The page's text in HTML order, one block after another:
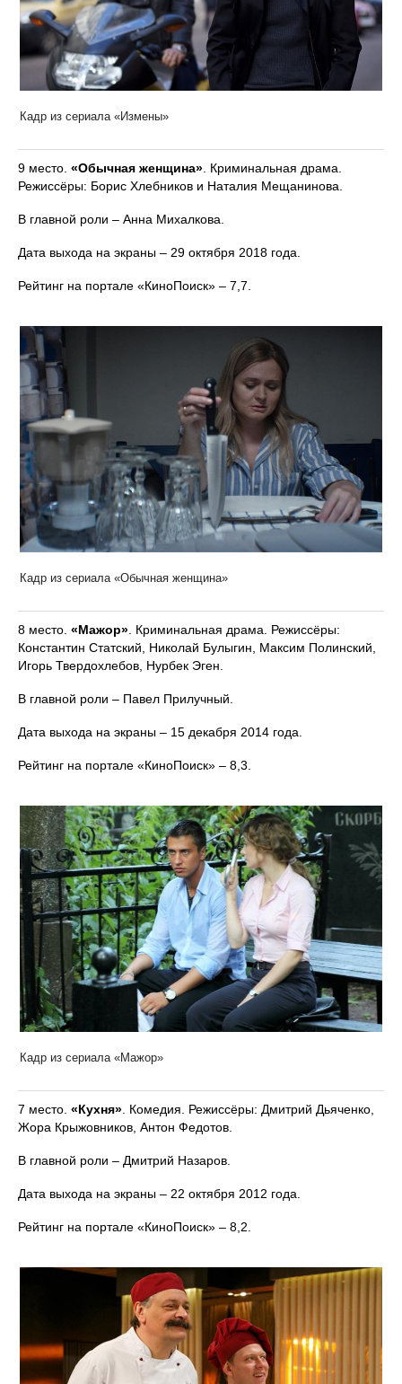
Кадр из сериала «Измены»
9 место. «Обычная женщина» . Криминальная драма.
Режиссёры: Борис Хлебников и Наталия Мещанинова.
В главной роли – Анна Михалкова.
Дата выхода на экраны – 29 октября 2018 года.
Рейтинг на портале «КиноПоиск» – 7,7.
Кадр из сериала «Обычная женщина»
8 место. «Мажор» . Криминальная драма. Режиссёры:
Константин Статский, Николай Булыгин, Максим Полинский,
Игорь Твердохлебов, Нурбек Эген.
В главной роли – Павел Прилучный.
Дата выхода на экраны – 15 декабря 2014 года.
Рейтинг на портале «КиноПоиск» – 8,3.
Кадр из сериала «Мажор»
7 место. «Кухня». Комедия. Режиссёры: Дмитрий Дьяченко,
Жора Крыжовников, Антон Федотов.
В главной роли – Дмитрий Назаров.
Дата выхода на экраны – 22 октября 2012 года.
Рейтинг на портале «КиноПоиск» – 8,2.